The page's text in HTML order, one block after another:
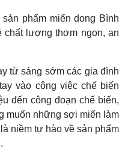
phẩm miến dong Bình
chất lượng thơm ngon, an
từ sáng sớm các gia đình
vào công việc chế biến
đến công đoạn chế biến,
muốn những sợi miến làm
niềm tự hào về sản phẩm